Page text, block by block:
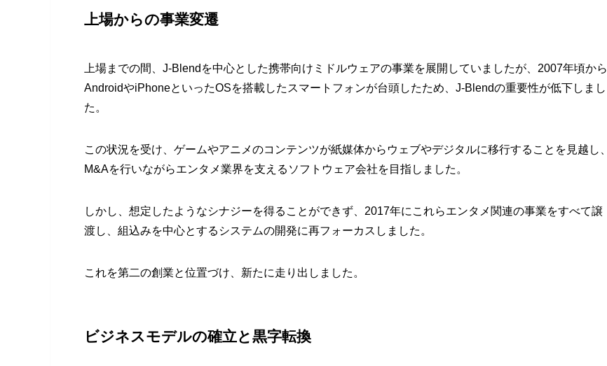
上場からの事業変遷
上場までの間、J-Blendを中心とした携帯向けミドルウェアの事業を展開していましたが、2007年頃から
AndroidやiPhoneといったOSを搭載したスマートフォンが台頭したため、J-Blendの重要性が低下しまし
た。
この状況を受け、ゲームやアニメのコンテンツが紙媒体からウェブやデジタルに移行することを見越し、
M&Aを行いながらエンタメ業界を支えるソフトウェア会社を目指しました。
しかし、想定したようなシナジーを得ることができず、2017年にこれらエンタメ関連の事業をすべて譲
渡し、組込みを中心とするシステムの開発に再フォーカスしました。
これを第二の創業と位置づけ、新たに走り出しました。
ビジネスモデルの確立と黒字転換